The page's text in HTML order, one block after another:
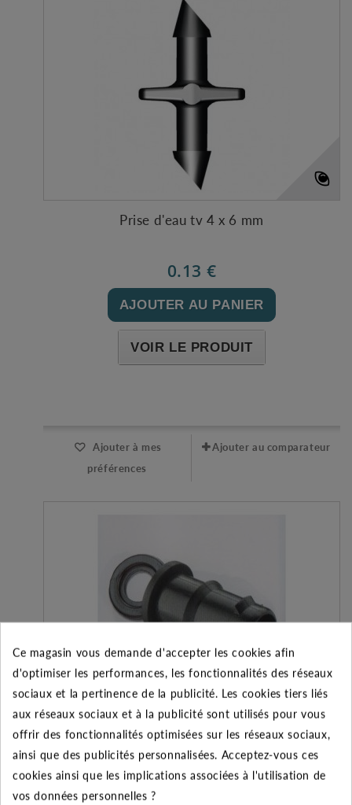
Prise d'eau tv 4 x 6 mm
0.13 €
AJOUTER AU PANIER
VOIR LE PRODUIT
Ajouter à mes
préférences
Ajouter au comparateur
Bouchon cannelé diamètre 16
0.10 €
Ce magasin vous demande d'accepter les cookies afin
d'optimiser les performances, les fonctionnalités des réseaux
sociaux et la pertinence de la publicité. Les cookies tiers liés
aux réseaux sociaux et à la publicité sont utilisés pour vous
offrir des fonctionnalités optimisées sur les réseaux sociaux,
ainsi que des publicités personnalisées. Acceptez-vous ces
cookies ainsi que les implications associées à l'utilisation de
vos données personnelles ?